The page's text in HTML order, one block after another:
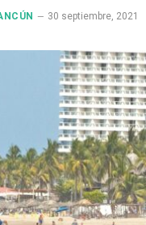
30 septiembre, 2021